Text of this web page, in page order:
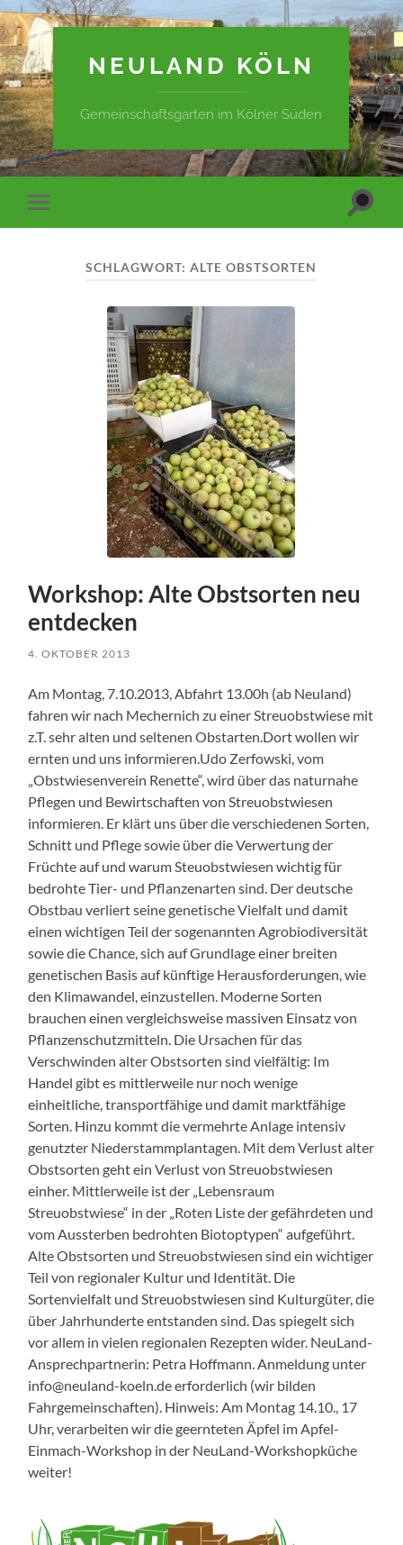
NEULAND KÖLN
Gemeinschaftsgarten im Kölner Süden
Mobile-
Menü
SCHLAGWORT:ALTE OBSTSORTEN
Workshop: Alte Obstsorten neu
entdecken
4. OKTOBER 2013
Am Montag, 7.10.2013, Abfahrt 13.00h (ab Neuland)
fahren wir nach Mechernich zu einer Streuobstwiese mit
z.T. sehr alten und seltenen Obstarten.Dort wollen wir
ernten und uns informieren.Udo Zerfowski, vom
„Obstwiesenverein Renette“, wird über das naturnahe
Pflegen und Bewirtschaften von Streuobstwiesen
informieren. Er klärt uns über die verschiedenen Sorten,
Schnitt und Pflege sowie über die Verwertung der
Früchte auf und warum Steuobstwiesen wichtig für
bedrohte Tier- und Pflanzenarten sind. Der deutsche
Obstbau verliert seine genetische Vielfalt und damit
einen wichtigen Teil der sogenannten Agrobiodiversität
sowie die Chance, sich auf Grundlage einer breiten
genetischen Basis auf künftige Herausforderungen, wie
den Klimawandel, einzustellen. Moderne Sorten
brauchen einen vergleichsweise massiven Einsatz von
Pflanzenschutzmitteln. Die Ursachen für das
Verschwinden alter Obstsorten sind vielfältig: Im
Handel gibt es mittlerweile nur noch wenige
einheitliche, transportfähige und damit marktfähige
Sorten. Hinzu kommt die vermehrte Anlage intensiv
genutzter Niederstammplantagen. Mit dem Verlust alter
Obstsorten geht ein Verlust von Streuobstwiesen
einher. Mittlerweile ist der „Lebensraum
Streuobstwiese“ in der „Roten Liste der gefährdeten und
vom Aussterben bedrohten Biotoptypen“ aufgeführt.
Alte Obstsorten und Streuobstwiesen sind ein wichtiger
Teil von regionaler Kultur und Identität. Die
Sortenvielfalt und Streuobstwiesen sind Kulturgüter, die
über Jahrhunderte entstanden sind. Das spiegelt sich
vor allem in vielen regionalen Rezepten wider. NeuLand-
Ansprechpartnerin: Petra Hoffmann. Anmeldung unter
info@neuland-koeln.de erforderlich (wir bilden
Fahrgemeinschaften). Hinweis: Am Montag 14.10., 17
Uhr, verarbeiten wir die geernteten Äpfel im Apfel-
Einmach-Workshop in der NeuLand-Workshopküche
weiter!